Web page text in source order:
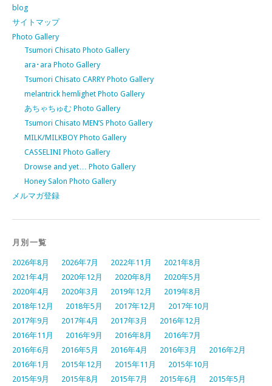
blog
サイトマップ
Photo Gallery
Tsumori Chisato Photo Gallery
ara･ara Photo Gallery
Tsumori Chisato CARRY Photo Gallery
melantrick hemlighet Photo Gallery
あちゃちゅむ Photo Gallery
Tsumori Chisato MEN’S Photo Gallery
MILK/MILKBOY Photo Gallery
CASSELINI Photo Gallery
Drowse and yet… Photo Gallery
Honey Salon Photo Gallery
メルマガ登録
月別一覧
2026年8月 2026年7月 2022年11月
2021年8月
2021年4月
2020年12月 2020年8月
2020年5月
2020年4月
2020年3月 2019年12月
2019年8月
2018年12月
2018年5月 2017年12月
2017年10月
2017年9月
2017年4月 2017年3月
2016年12月
2016年11月
2016年9月 2016年8月
2016年7月
2016年6月
2016年5月 2016年4月 2016年3月
2016年2月
2016年1月
2015年12月 2015年11月
2015年10月
2015年9月
2015年8月 2015年7月 2015年6月
2015年5月